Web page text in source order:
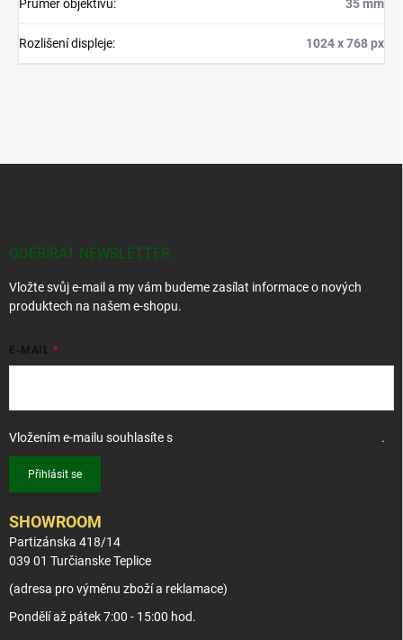
Průměr objektivu: 35 mm
Rozlišení displeje: 1024 x 768 px
ODEBÍRAT NEWSLETTER
Vložte svůj e-mail a my vám budeme zasílat informace o nových
produktech na našem e-shopu.
E-MAIL
Vložením e-mailu souhlasíte s .
Přihlásit se
SHOWROOM
Partizánska 418/14
039 01 Turčianske Teplice
(adresa pro výměnu zboží a reklamace)
Pondělí až pátek 7:00 - 15:00 hod.